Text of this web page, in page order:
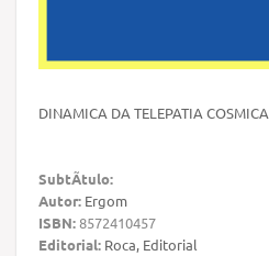
DINAMICA DA TELEPATIA COSMICA
SubtÃ­tulo:
Autor: Ergom
ISBN:8572410457
Editorial: Roca, Editorial